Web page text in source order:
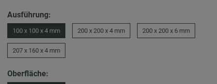
Ausführung:
100 x 100 x 4 mm 200 x 200 x 4 mm 200 x 200 x 6 mm
207 x 160 x 4 mm
Oberfläche: